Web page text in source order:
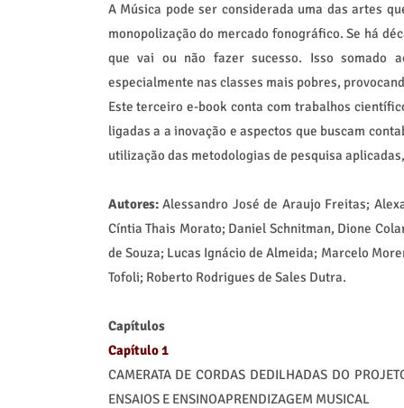
A Música pode ser considerada uma das artes
monopolização do mercado fonográfico. Se há
que vai ou não fazer sucesso. Isso somado
especialmente nas classes mais pobres,
Este terceiro e-book conta com trabalhos
ligadas a a inovação e aspectos que buscam
utilização das metodologias de pesquisa
Autores:Alessandro José de Araujo Freitas;
Cíntia Thais Morato; Daniel Schnitman, Dione
de Souza; Lucas Ignácio de Almeida; Marcelo
Tofoli; Roberto Rodrigues de Sales Dutra.
Capítulos
Capítulo 1
CAMERATA DE CORDAS DEDILHADAS DO
ENSAIOS E ENSINOAPRENDIZAGEM MUSICAL